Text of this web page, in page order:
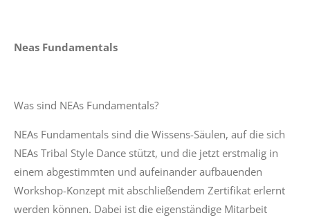
Neas Fundamentals
Was sind NEAs Fundamentals?
NEAs Fundamentals sind die Wissens-Säulen, auf die sich
NEAs Tribal Style Dance stützt, und die jetzt erstmalig in
einem abgestimmten und aufeinander aufbauenden
Workshop-Konzept mit abschließendem Zertifikat erlernt
werden können. Dabei ist die eigenständige Mitarbeit